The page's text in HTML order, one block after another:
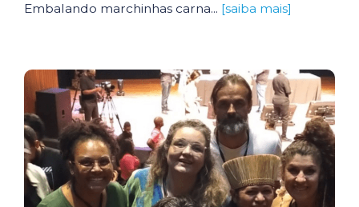
Embalando marchinhas carna... [saiba mais]